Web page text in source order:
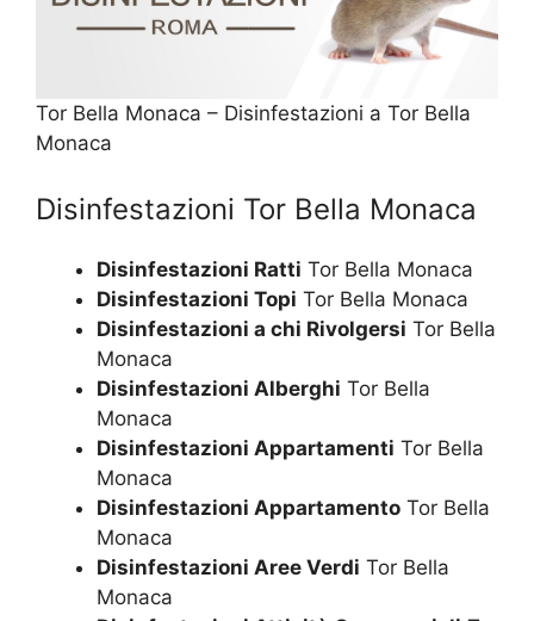
Tor Bella Monaca – Disinfestazioni a Tor Bella
Monaca
Disinfestazioni Tor Bella Monaca
Disinfestazioni Ratti Tor Bella Monaca
Disinfestazioni Topi Tor Bella Monaca
Disinfestazioni a chi Rivolgersi Tor Bella
Monaca
Disinfestazioni Alberghi Tor Bella
Monaca
Disinfestazioni Appartamenti Tor Bella
Monaca
Disinfestazioni Appartamento Tor Bella
Monaca
Disinfestazioni Aree Verdi Tor Bella
Monaca